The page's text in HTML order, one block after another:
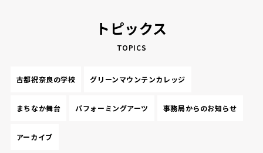
トピックス
TOPICS
古都祝奈良の学校 グリーンマウンテンカレッジ
まちなか舞台 パフォーミングアーツ 事務局からのお知らせ
アーカイブ